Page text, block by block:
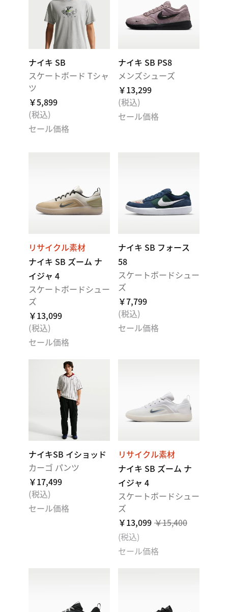
ナイキ SB
スケートボード Tシャ
ツ
￥5,899
(税込)
セール価格
ナイキ SB PS8
メンズシューズ
￥13,299
(税込)
セール価格
リサイクル素材
ナイキ SB ズーム ナ
イジャ 4
スケートボードシュー
ズ
￥13,099
(税込)
セール価格
ナイキ SB フォース
58
スケートボードシュー
ズ
￥7,799
(税込)
セール価格
ナイキSB イショッド
カーゴ パンツ
￥17,499
(税込)
セール価格
リサイクル素材
ナイキ SB ズーム ナ
イジャ 4
スケートボードシュー
ズ
￥13,099 ￥15,400
(税込)
セール価格